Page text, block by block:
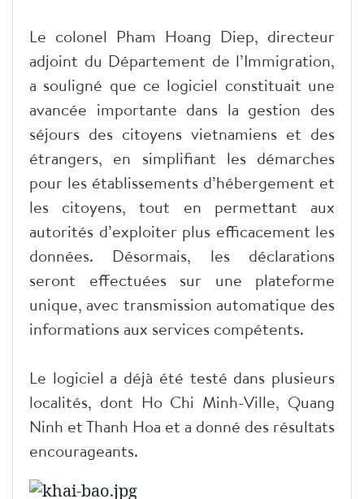
Le colonel Pham Hoang Diep, directeur
adjoint du Département de l’Immigration,
a souligné que ce logiciel constituait une
avancée importante dans la gestion des
séjours des citoyens vietnamiens et des
étrangers, en simplifiant les démarches
pour les établissements d’hébergement et
les citoyens, tout en permettant aux
autorités d’exploiter plus efficacement les
données. Désormais, les déclarations
seront effectuées sur une plateforme
unique, avec transmission automatique des
informations aux services compétents.
Le logiciel a déjà été testé dans plusieurs
localités, dont Ho Chi Minh-Ville, Quang
Ninh et Thanh Hoa et a donné des résultats
encourageants.